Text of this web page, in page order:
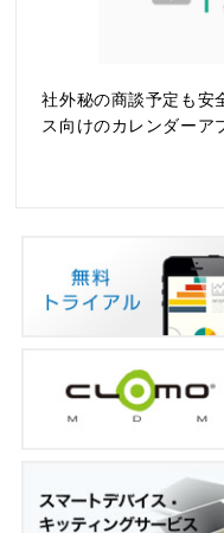
社外秘の商談予定も安
ス向けのカレンダーア